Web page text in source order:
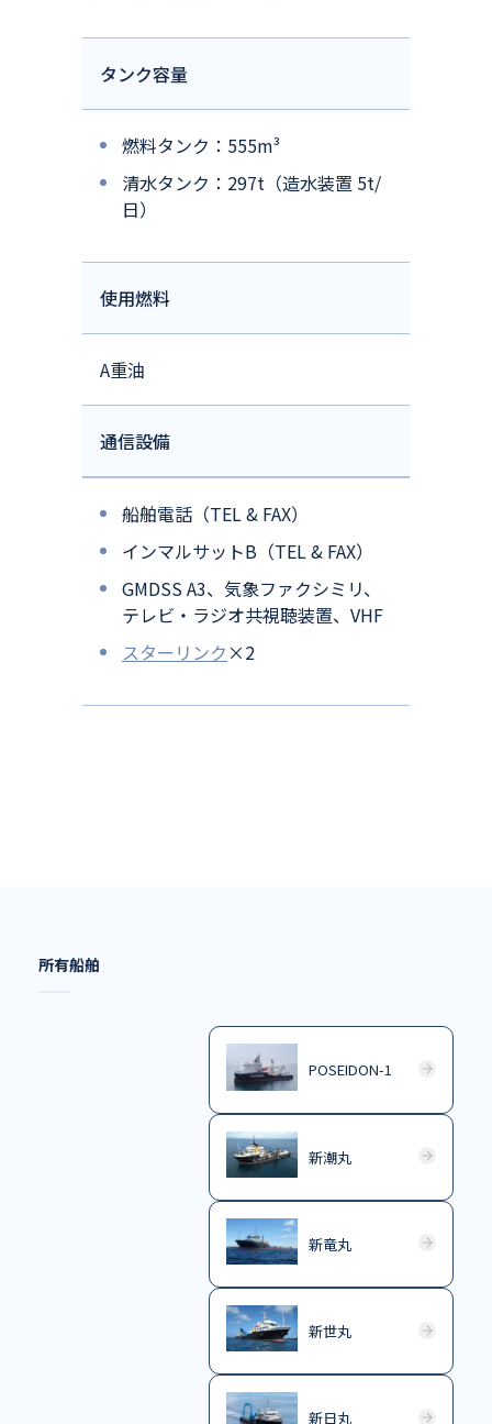
タンク容量
燃料タンク：555m³
清水タンク：297t（造水装置 5t/
日）
使用燃料
A重油
通信設備
船舶電話（TEL & FAX）
インマルサットB（TEL & FAX）
GMDSS A3、気象ファクシミリ、
テレビ・ラジオ共視聴装置、VHF
スターリンク ×2
所有船舶
POSEIDON-1
新潮丸
新竜丸
新世丸
新日丸